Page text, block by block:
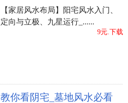
【家居风水布局】阳宅风水入门、
定向与立极、九星运行_......
9元.下载
教你看阴宅_墓地风水必看